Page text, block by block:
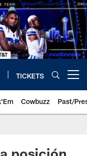
TICKETS
Cowbuzz Past/